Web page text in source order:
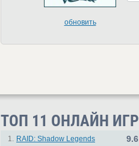
обновить
ТОП 11 ОНЛАЙН ИГР
1. RAID: Shadow Legends 9.6